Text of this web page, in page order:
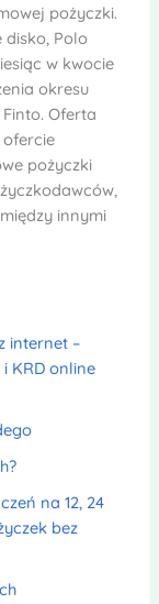
pożyczki.
Polo
w kwocie
okresu
Oferta
pożyczki
innymi
internet –
KRD online
na 12, 24
bez